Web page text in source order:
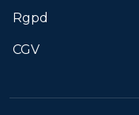
Rgpd
CGV